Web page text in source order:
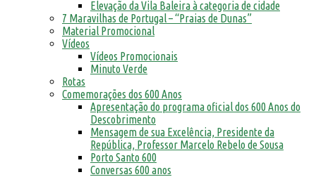
Elevação da Vila Baleira à categoria de cidade
7 Maravilhas de Portugal – “Praias de Dunas”
Material Promocional
Vídeos
Vídeos Promocionais
Minuto Verde
Rotas
Comemorações dos 600 Anos
Apresentação do programa oficial dos 600 Anos do
Descobrimento
Mensagem de sua Excelência, Presidente da
República, Professor Marcelo Rebelo de Sousa
Porto Santo 600
Conversas 600 anos